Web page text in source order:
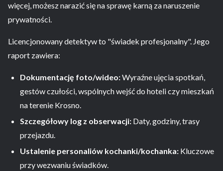
więcej, możesz narazić się na sprawę karną za naruszenie
prywatności.
Licencjonowany detektyw to "świadek profesjonalny". Jego
raport zawiera:
Dokumentację foto/wideo:Wyraźne ujęcia spotkań,
gestów czułości, wspólnych wejść do hoteli czy mieszkań
na terenie Krosno.
Szczegółowy log z obserwacji: Daty, godziny, trasy
przejazdu.
Ustalenie personaliów kochanki/kochanka: Kluczowe
przy wezwaniu świadków.